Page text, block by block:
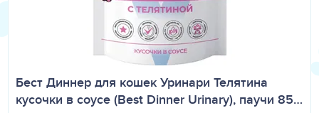
Бест Диннер для кошек Уринари Телятина
кусочки в соусе (Best Dinner Urinary), паучи 85…